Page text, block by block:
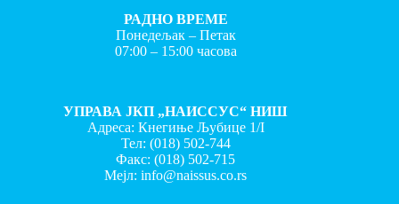
РАДНО ВРЕМЕ
Понедељак – Петак
07:00 – 15:00 часова
УПРАВА ЈКП „НАИССУС“ НИШ
Адреса: Кнегиње Љубице 1/I
Тел: (018) 502-744
Факс:(018) 502-715
Мејл:info@naissus.co.rs